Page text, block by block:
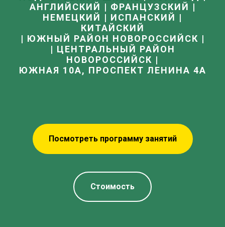
АНГЛИЙСКИЙ | ФРАНЦУЗСКИЙ |
НЕМЕЦКИЙ | ИСПАНСКИЙ |
КИТАЙСКИЙ
| ЮЖНЫЙ РАЙОН НОВОРОССИЙСК |
| ЦЕНТРАЛЬНЫЙ РАЙОН
НОВОРОССИЙСК |
ЮЖНАЯ 10А, ПРОСПЕКТ ЛЕНИНА 4А
Посмотреть программу занятий
Стоимость